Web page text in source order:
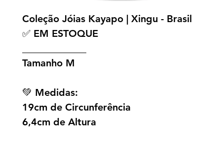
Coleção Jóias Kayapo | Xingu - Brasil
✅ EM ESTOQUE
Tamanho M
💚 Medidas:
19cm de Circunferência
6,4cm de Altura